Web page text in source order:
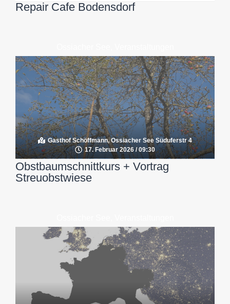
Repair Cafe Bodensdorf
Gasthof Schöffmann, Ossiacher See Süduferstr 4
17. Februar 2026 / 09:30
Obstbaumschnittkurs + Vortrag
Streuobstwiese